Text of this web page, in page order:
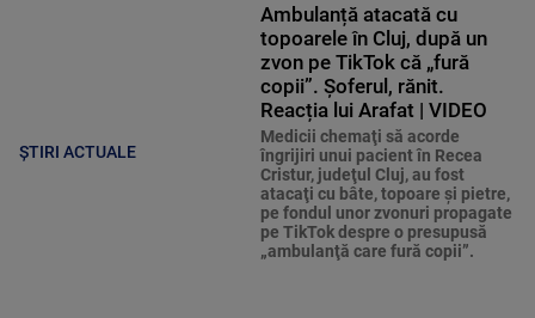
ȘTIRI ACTUALE
Ambulanță atacată cu
topoarele în Cluj, după un
zvon pe TikTok că „fură
copii”. Șoferul, rănit.
Reacția lui Arafat | VIDEO
Medicii chemaţi să acorde
îngrijiri unui pacient în Recea
Cristur, judeţul Cluj, au fost
atacaţi cu bâte, topoare şi pietre,
pe fondul unor zvonuri propagate
pe TikTok despre o presupusă
„ambulanţă care fură copii”.